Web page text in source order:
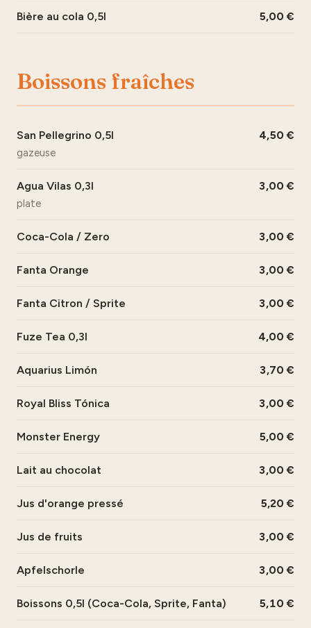
Bière au cola 0,5l 5,00
Boissons fraîches
San Pellegrino 0,5l
gazeuse
4,50
Agua Vilas 0,3l
plate
3,00
Coca-Cola / Zero 3,00
Fanta Orange 3,00
Fanta Citron / Sprite 3,00
Fuze Tea 0,3l 4,00
Aquarius Limón 3,70
Royal Bliss Tónica 3,00
Monster Energy 5,00
Lait au chocolat 3,00
Jus d'orange pressé 5,20
Jus de fruits 3,00
Apfelschorle 3,00
Boissons 0,5l (Coca-Cola, Sprite, Fanta) 5,10